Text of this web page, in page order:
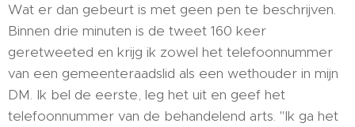
Wat er dan gebeurt is met geen pen te beschrijven.
Binnen drie minuten is de tweet 160 keer
geretweeted en krijg ik zowel het telefoonnummer
van een gemeenteraadslid als een wethouder in mijn
DM. Ik bel de eerste, leg het uit en geef het
telefoonnummer van de behandelend arts. "Ik ga het